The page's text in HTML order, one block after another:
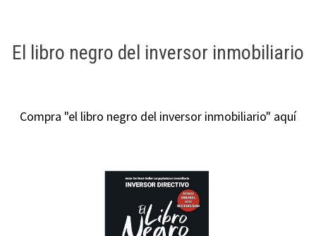
El libro negro del inversor inmobiliario
Compra "el libro negro del inversor inmobiliario" aquí